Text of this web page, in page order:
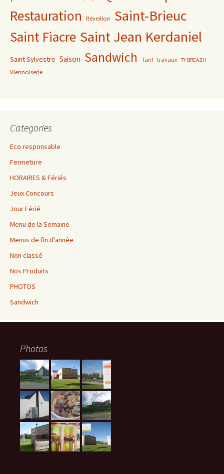
Restauration Reveillon Saint-Brieuc
Saint Fiacre Saint Jean Kerdaniel
Saint Sylvestre Saison Sandwich Tarif travaux TY BREAZH
Viennoiserie
Categories
Eco responsable
Fermeture
HORAIRES & Fériés
Jeux Concours
Jour Férié
Menu de la Semaine
Menus de fin d'année
Non classé
Nos Produits
PHOTOS
Sandwich
Photos